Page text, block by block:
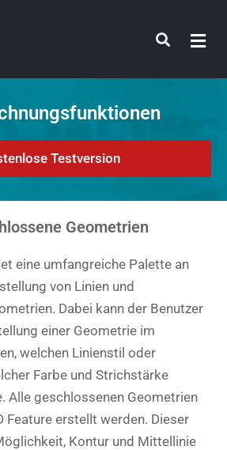
Testversion
Geometrien
eine umfangreiche Palette an
von Linien und
Dabei kann der Benutzer
einer Geometrie im
welchen Linienstil oder
Farbe und Strichstärke
Alle geschlossenen Geometrien
Feature erstellt werden. Dieser
Kontur und Mittellinie